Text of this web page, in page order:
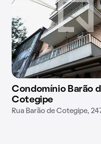
Condomínio Barão
Cotegipe
Rua Barão de Cotegipe,